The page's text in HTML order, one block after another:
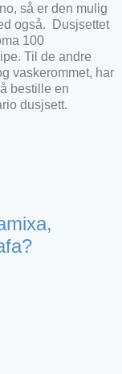
så er den mulig
også. Dusjsettet
100
Til de andre
vaskerommet, har
bestille en
dusjsett.